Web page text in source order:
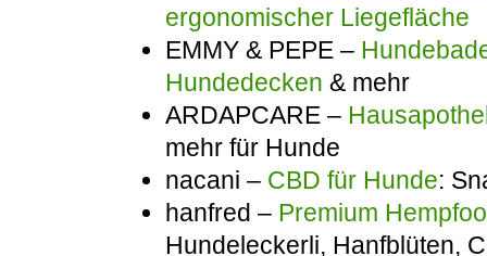
ergonomischer Liegefläche
EMMY & PEPE –
Hundedecken & mehr
ARDAPCARE –
mehr für Hunde
nacani – CBD für Hunde:
hanfred – Premium
Hundeleckerli, Hanfblüten,